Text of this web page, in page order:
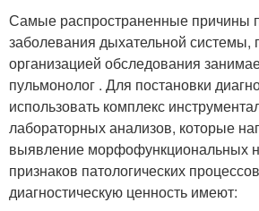
Самые распространенные причины
заболевания дыхательной системы,
организацией обследования
пульмонолог . Для постановки
использовать комплекс
лабораторных анализов, которые
выявление морфофункциональных
признаков патологических
диагностическую ценность имеют: